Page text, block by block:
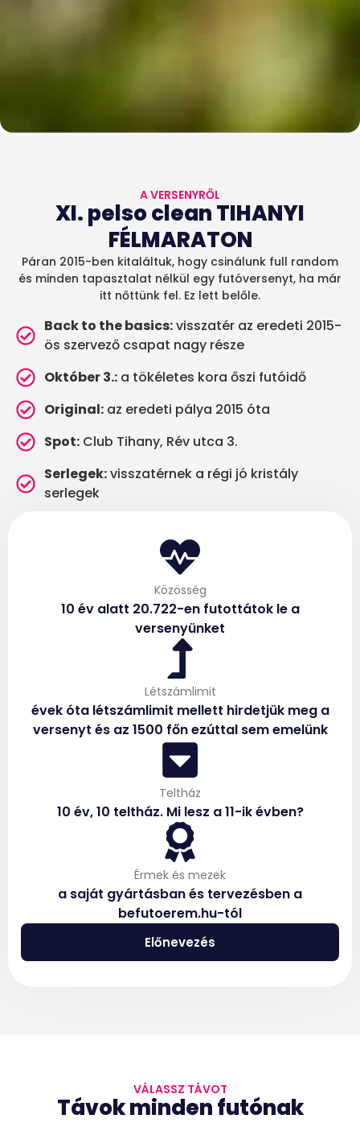
A VERSENYRŐL
XI. pelso clean TIHANYI
FÉLMARATON
Páran 2015-ben kitaláltuk, hogy csinálunk full random
és minden tapasztalat nélkül egy futóversenyt, ha már
itt nőttünk fel. Ez lett belőle.
Back to the basics:visszatér az eredeti 2015-
ös szervező csapat nagy része
Október 3.: a tökéletes kora őszi futóidő
Original: az eredeti pálya 2015 óta
Spot: Club Tihany, Rév utca 3.
Serlegek:visszatérnek a régi jó kristály
serlegek
Közösség
10 év alatt 20.722-en futottátok le a
versenyünket
Létszámlimit
évek óta létszámlimit mellett hirdetjük meg a
versenyt és az 1500 főn ezúttal sem emelünk
Teltház
10 év, 10 teltház. Mi lesz a 11-ik évben?
Érmek és mezek
a saját gyártásban és tervezésben a
befutoerem.hu-tól
Előnevezés
VÁLASSZ TÁVOT
Távok minden futónak